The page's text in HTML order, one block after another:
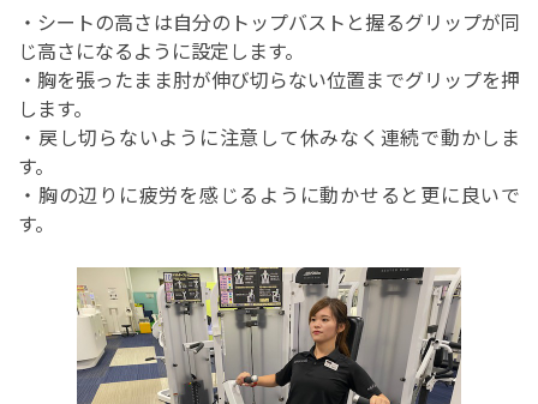
・シートの高さは自分のトップバストと握るグリップが同
じ高さになるように設定します。
・胸を張ったまま肘が伸び切らない位置までグリップを押
します。
・戻し切らないように注意して休みなく連続で動かしま
す。
・胸の辺りに疲労を感じるように動かせると更に良いで
す。